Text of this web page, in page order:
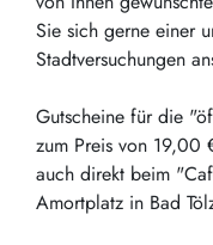
Sie sich gerne einer
Stadtversuchungen
Gutscheine für die
zum Preis von 19,00
auch direkt beim
Amortplatz in Bad